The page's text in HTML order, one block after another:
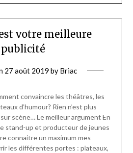
votre meilleure
publicité
27 août 2019 by Briac
convaincre les théâtres, les
d’humour? Rien n’est plus
scène… Le meilleur argument En
stand-up et producteur de jeunes
connaitre un maximum mes
les différentes portes : plateaux,